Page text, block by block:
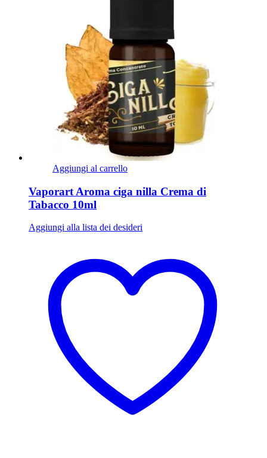
Aggiungi al carrello
Vaporart Aroma ciga nilla Crema di
Tabacco 10ml
Aggiungi alla lista dei desideri